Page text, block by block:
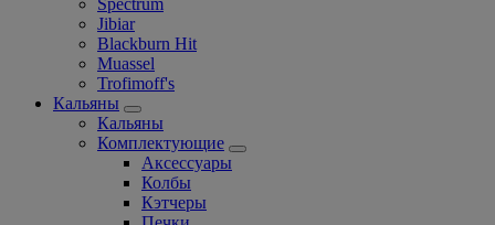
Spectrum
Jibiar
Blackburn Hit
Muassel
Trofimoff's
Кальяны
Кальяны
Комплектующие
Аксессуары
Колбы
Кэтчеры